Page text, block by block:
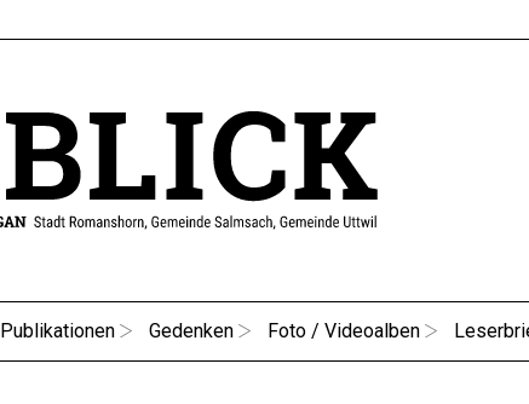
Publikationen Gedenken Foto / Videoalben